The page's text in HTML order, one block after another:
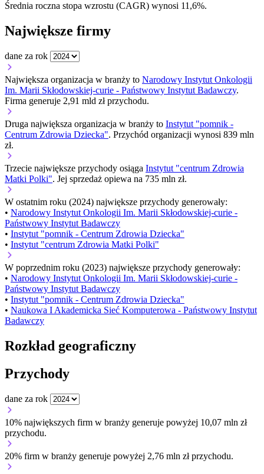
Średnia roczna stopa wzrostu (CAGR) wynosi 11,6%.
Największe firmy
dane za rok
Największa organizacja w branży to Narodowy Instytut Onkologii
Im. Marii Skłodowskiej-curie - Państwowy Instytut Badawczy.
Firma generuje 2,91 mld zł przychodu.
Druga największa organizacja w branży to Instytut "pomnik -
Centrum Zdrowia Dziecka". Przychód organizacji wynosi 839 mln
zł.
Trzecie największe przychody osiąga Instytut "centrum Zdrowia
Matki Polki". Jej sprzedaż opiewa na 735 mln zł.
W ostatnim roku (2024) największe przychody generowały:
• Narodowy Instytut Onkologii Im. Marii Skłodowskiej-curie -
Państwowy Instytut Badawczy
• Instytut "pomnik - Centrum Zdrowia Dziecka"
• Instytut "centrum Zdrowia Matki Polki"
W poprzednim roku (2023) największe przychody generowały:
• Narodowy Instytut Onkologii Im. Marii Skłodowskiej-curie -
Państwowy Instytut Badawczy
• Instytut "pomnik - Centrum Zdrowia Dziecka"
• Naukowa I Akademicka Sieć Komputerowa - Państwowy Instytut
Badawczy
Rozkład geograficzny
Przychody
dane za rok
10% największych firm w branży generuje powyżej 10,07 mln zł
przychodu.
20% firm w branży generuje powyżej 2,76 mln zł przychodu.